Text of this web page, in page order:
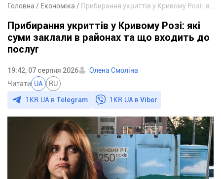
Головна Економіка
Прибирання укриттів у Кривому Розі: які
суми заклали в районах та що входить до
послуг
19:42, 07 серпня 2026
Олена Смоліна
Читати UA RU
1KR.UA в Telegram 1KR.UA вViber